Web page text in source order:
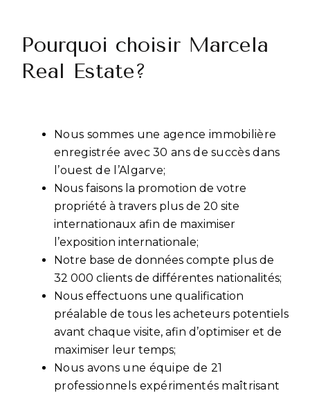
Pourquoi choisir Marcela
Real Estate?
Nous sommes une agence immobilière
enregistrée avec 30 ans de succès dans
l’ouest de l’Algarve;
Nous faisons la promotion de votre
propriété à travers plus de 20 site
internationaux afin de maximiser
l’exposition internationale;
Notre base de données compte plus de
32 000 clients de différentes nationalités;
Nous effectuons une qualification
préalable de tous les acheteurs potentiels
avant chaque visite, afin d’optimiser et de
maximiser leur temps;
Nous avons une équipe de 21
professionnels expérimentés maîtrisant